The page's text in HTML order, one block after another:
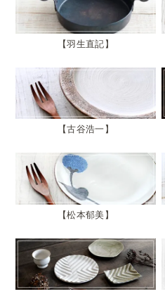
羽生直記
古谷浩一
松本郁美